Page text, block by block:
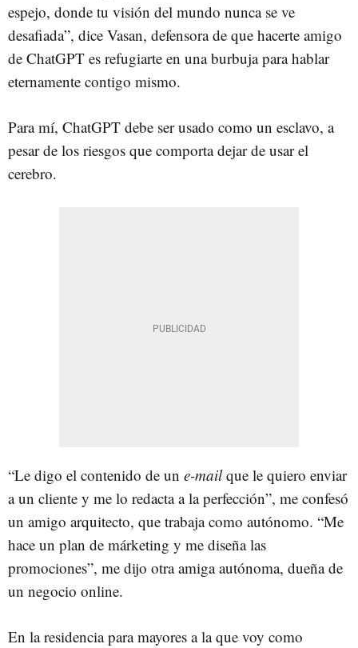
espejo, donde tu visión del mundo nunca se ve
desafiada”, dice Vasan, defensora de que hacerte amigo
de ChatGPT es refugiarte en una burbuja para hablar
eternamente contigo mismo.
Para mí, ChatGPT debe ser usado como un esclavo, a
pesar de los riesgos que comporta dejar de usar el
cerebro.
“Le digo el contenido de un e-mailque le quiero enviar
a un cliente y me lo redacta a la perfección”, me confesó
un amigo arquitecto, que trabaja como autónomo. “Me
hace un plan de márketing y me diseña las
promociones”, me dijo otra amiga autónoma, dueña de
un negocio online.
En la residencia para mayores a la que voy como